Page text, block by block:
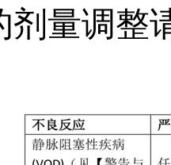
剂量调整